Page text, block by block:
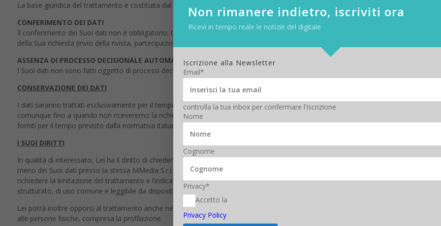
La base giuridica del trattamento è costituita dal legittimo interesse del Titolare.
CONFERIMENTO DEI DATI
Il conferimento dei Suoi dati non è obbligatorio; tuttavia, in caso di mancato conferimento degli stessi non sarà possibile dar corso
della Sua richiesta (invio della rivista, partecipazione ai test, partecipazione agli eventi, iscrizione alla newsletter).
ASSENZA DI PROCESSO DECISIONALE AUTOMATIZZATO
I Suoi dati non sono fatti oggetto di processi decisionali automatizzati.
CONSERVAZIONE DEI DATI
I dati saranno trattati esclusivamente per il tempo necessario a fornire il servizio descritto nel sito o per il recapito della rivista in
comunque fino a quando non riceveremo la richiesta di cessazione dall’utilizzo del servizio. Ciò premesso, MMedia S.r.l. si riserva di
forniti per il tempo previsto dalla normativa italiana a tutela dei propri diritti (artt. 2946 e 2947 c.c.).
I SUOI DIRITTI
In qualità di interessato, Lei ha il diritto di chiedere a MMedia S.r.l., in qualunque momento, l’accesso ai Suoi dati personali, la
meno dei Suoi dati presso la stessa MMedia S.r.l. nonché la rettifica o la cancellazione degli stessi o di opporsi al loro trattamento.
richiedere la limitazione del trattamento e l’indicazione sui temi di conservazione. Ed ancora, potrà ottenere i dati che La riguardano
strutturato, di uso comune e leggibile da dispositivo automatico (diritto alla portabilità).
Lei potrà inoltre opporsi al trattamento anche nel caso di trattamento per finalità di marketing diretto e a un processo decisionale
alle persone fisiche, compresa la profilazione.
Non rimanere indietro, iscriviti ora
Ricevi in tempo reale le notizie del digitale
Iscrizione alla Newsletter
Email*
controlla la tua inbox per confermare l'iscrizione
Nome
Cognome
Privacy*
Accetto la
Privacy Policy